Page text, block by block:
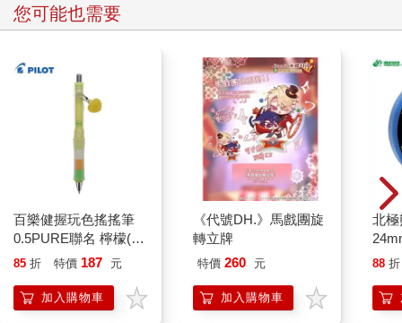
您可能也需要
百樂健握玩色搖搖筆
0.5PURE聯名 檸檬(限
量)
85 折 特價 187 元
加入購物車
《代號DH.》馬戲團旋
轉立牌
特價 260 元
加入購物車
北
88 折